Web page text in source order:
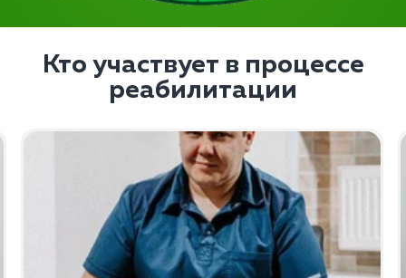
Кто участвует в процессе
реабилитации